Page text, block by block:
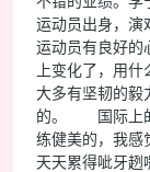
运动员出身，
运动员有良好的
上变化了，用
大多有坚韧的毅
的。 国际上
练健美的，我感
天天累得呲牙趔